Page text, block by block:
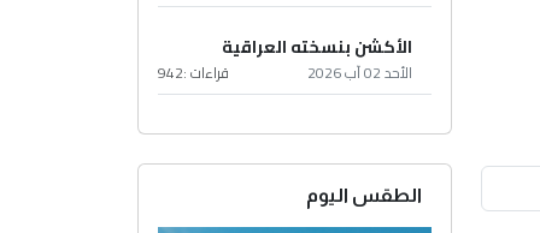
الأكشن بنسخته العراقية
الأحد 02 آب 2026 قراءات :942
الطقس اليوم